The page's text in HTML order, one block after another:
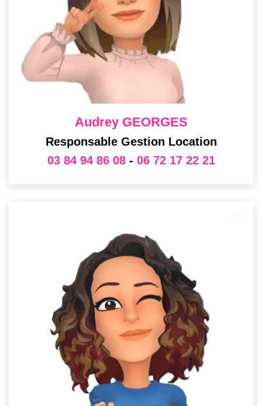
Audrey GEORGES
Responsable Gestion Location
03 84 94 86 08- 06 72 17 22 21